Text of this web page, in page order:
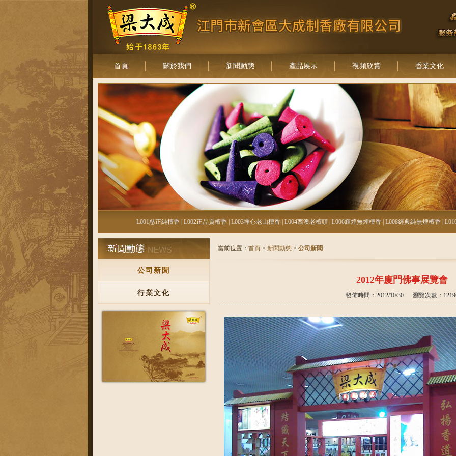
首頁 關於我們 新聞動態 產品展示 視頻欣賞 香業文化
L001慈正純檀香 L002正品貢檀香 L003禪心老山檀香 L004西澳老檀頭 L006輝煌無煙檀香 L008經典純無煙檀香
公司新聞
行業文化
當前位置： 首頁 > 新聞動態 > 公司新聞
2012年廈門佛事展覽會
發佈時間：2012/10/30 瀏覽次數：